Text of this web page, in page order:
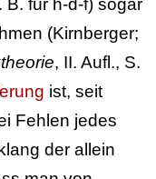
(Kirnberger;
, II. Aufl., S.
ist, seit
Fehlen jedes
der allein